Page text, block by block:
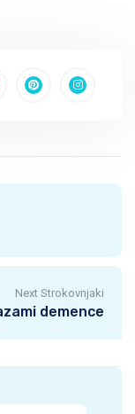
Next Strokovnjaki
demence